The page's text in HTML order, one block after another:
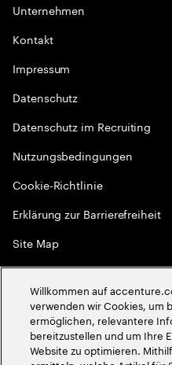
Unternehmen
Kontakt
Impressum
Datenschutz
Datenschutz im Recruiting
Nutzungsbedingungen
Cookie-Richtlinie
Erklärung zur Barrierefreiheit
Site Map
Globale Meritokratie
2026Accenture. Alle Rechte
Willkommen auf
verwenden wir Cookies, um
ermöglichen, relevantere
bereitzustellen und um Ihre
Website zu optimieren.